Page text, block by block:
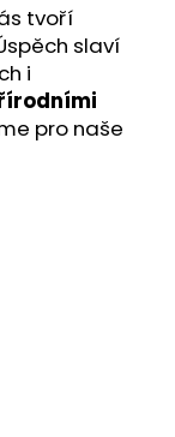
tvoří
slaví
i
pro naše